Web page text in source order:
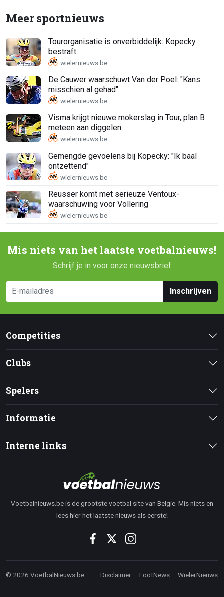
Meer sportnieuws
Tourorganisatie is onverbiddelijk: Kopecky
bestraft
De Cauwer waarschuwt Van der Poel: "Kans
misschien al gehad"
Visma krijgt nieuwe mokerslag in Tour, plan B
meteen aan diggelen
Gemengde gevoelens bij Kopecky: "Ik baal
ontzettend"
Reusser komt met serieuze Ventoux-
waarschuwing voor Vollering
Mis niets van het laatste voetbalnieuws!
Schrijf je in voor onze nieuwsbrief
Inschrijven
Competities
Clubs
Spelers
Informatie
Interne links
Voetbalnieuws.be is de grootste voetbal site van Belgie. Mis niets en
lees hier het laatste nieuws als eerste!
© 2026 VoetbalNieuws.be Disclaimer FootNews WielerNieuws